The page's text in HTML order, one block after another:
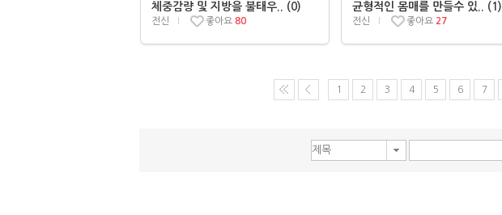
체중감량 및 지방을 불태우.. (0)
전신 좋아요 80
균형적인 몸매를 만들수 있.. (1)
전신 좋아요 27
1 2 3 4 5 6 7